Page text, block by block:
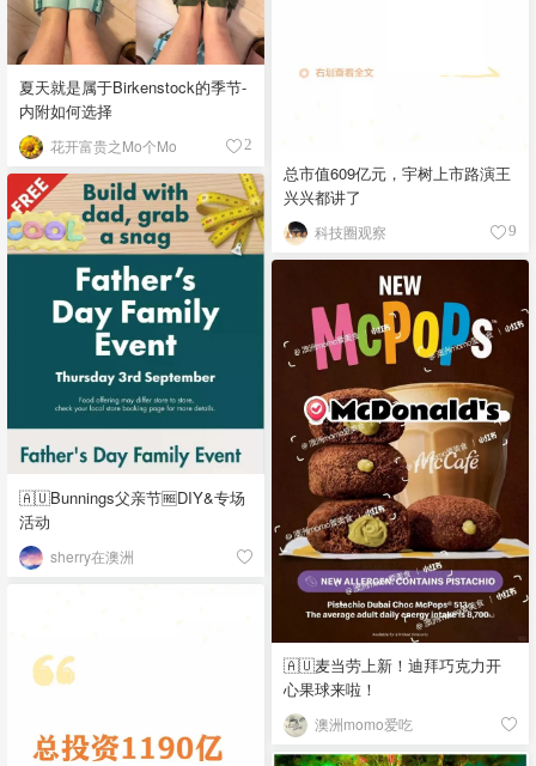
夏天就是属于Birkenstock的季节-
内附如何选择
花开富贵之Mo个Mo 2
总市值609亿元，宇树上市路演王
兴兴都讲了
科技圈观察 9
🇦🇺Bunnings父亲节🆓DIY&专场
活动
sherry在澳洲
🇦🇺麦当劳上新！迪拜巧克力开
心果球来啦！
澳洲momo爱吃